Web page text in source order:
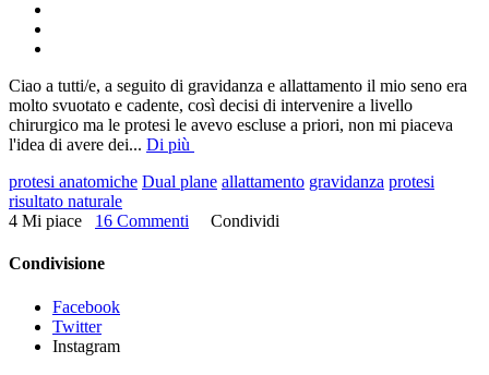
Ciao a tutti/e, a seguito di gravidanza e allattamento il mio seno era
molto svuotato e cadente, così decisi di intervenire a livello
chirurgico ma le protesi le avevo escluse a priori, non mi piaceva
l'idea di avere dei... Di più
protesi anatomiche Dual plane allattamento gravidanza protesi
risultato naturale
4 Mi piace 16 Commenti Condividi
Condivisione
Facebook
Twitter
Instagram